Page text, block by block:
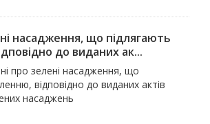
насадження, що підлягають
до виданих ак...
про зелені насадження, що
відповідно до виданих актів
насаджень